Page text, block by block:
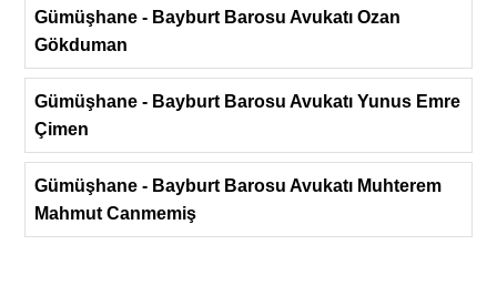
Gümüşhane - Bayburt Barosu Avukatı Ozan
Gökduman
Gümüşhane - Bayburt Barosu Avukatı Yunus Emre
Çimen
Gümüşhane - Bayburt Barosu Avukatı Muhterem
Mahmut Canmemiş